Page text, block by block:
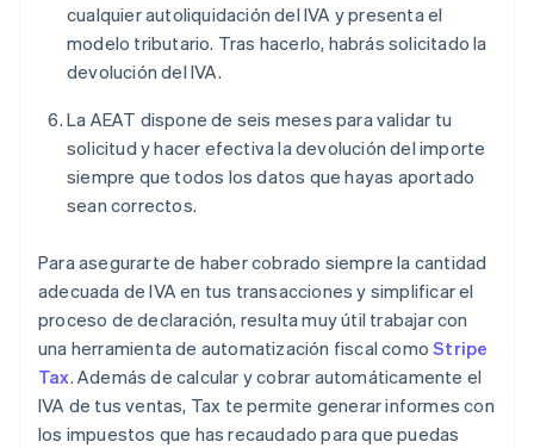
cualquier autoliquidación del IVA y presenta el
modelo tributario. Tras hacerlo, habrás solicitado la
devolución del IVA.
La AEAT dispone de seis meses para validar tu
solicitud y hacer efectiva la devolución del importe
siempre que todos los datos que hayas aportado
sean correctos.
Para asegurarte de haber cobrado siempre la cantidad
adecuada de IVA en tus transacciones y simplificar el
proceso de declaración, resulta muy útil trabajar con
una herramienta de automatización fiscal comoStripe
Tax. Además de calcular y cobrar automáticamente el
IVA de tus ventas, Tax te permite generar informes con
los impuestos que has recaudado para que puedas